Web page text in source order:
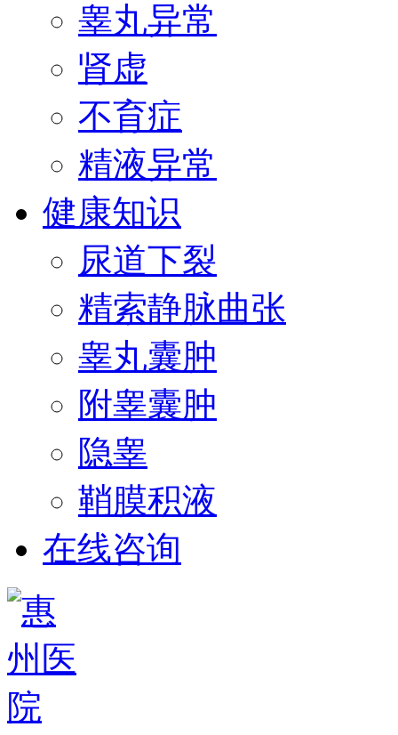
睾丸异常
肾虚
不育症
精液异常
健康知识
尿道下裂
精索静脉曲张
睾丸囊肿
附睾囊肿
隐睾
鞘膜积液
在线咨询